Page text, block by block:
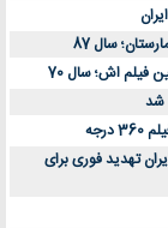
سال 87
شد
تهدید فوری برای